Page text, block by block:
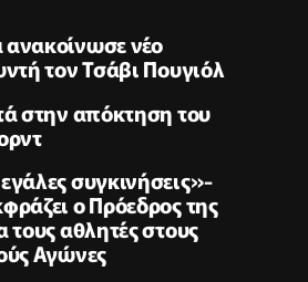
νέο
τον Τσάβι Πουγιόλ
στην απόκτηση του
συγκινήσεις»-
ο Πρόεδρος της
τους αθλητές στους
Αγώνες